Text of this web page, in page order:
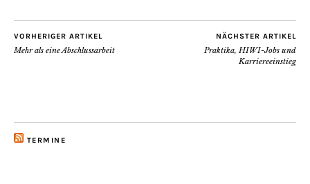
VORHERIGER ARTIKEL
Mehr als eine Abschlussarbeit
NÄCHSTER ARTIKEL
Praktika, HIWI-Jobs und
Karriereeinstieg
TERMINE